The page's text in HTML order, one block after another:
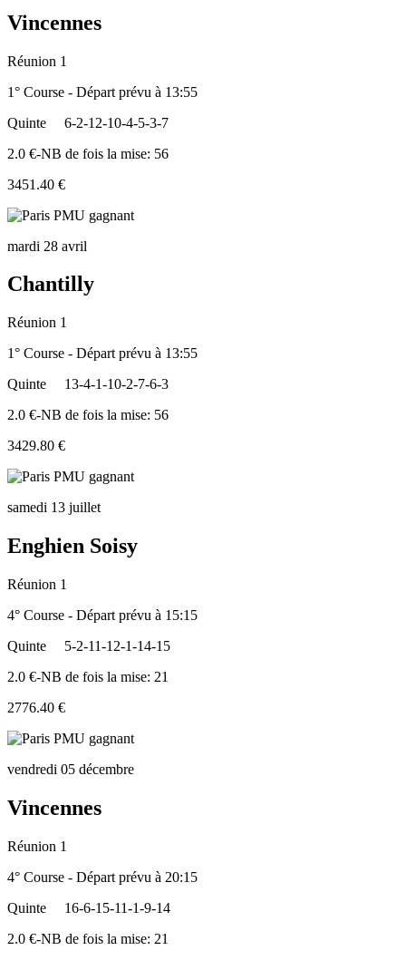
Vincennes
Réunion 1
1° Course - Départ prévu à 13:55
Quinte
6-2-12-10-4-5-3-7
2.0 €-NB de fois la mise: 56
3451.40 €
mardi 28 avril
Chantilly
Réunion 1
1° Course - Départ prévu à 13:55
Quinte
13-4-1-10-2-7-6-3
2.0 €-NB de fois la mise: 56
3429.80 €
samedi 13 juillet
Enghien Soisy
Réunion 1
4° Course - Départ prévu à 15:15
Quinte
5-2-11-12-1-14-15
2.0 €-NB de fois la mise: 21
2776.40 €
vendredi 05 décembre
Vincennes
Réunion 1
4° Course - Départ prévu à 20:15
Quinte
16-6-15-11-1-9-14
2.0 €-NB de fois la mise: 21